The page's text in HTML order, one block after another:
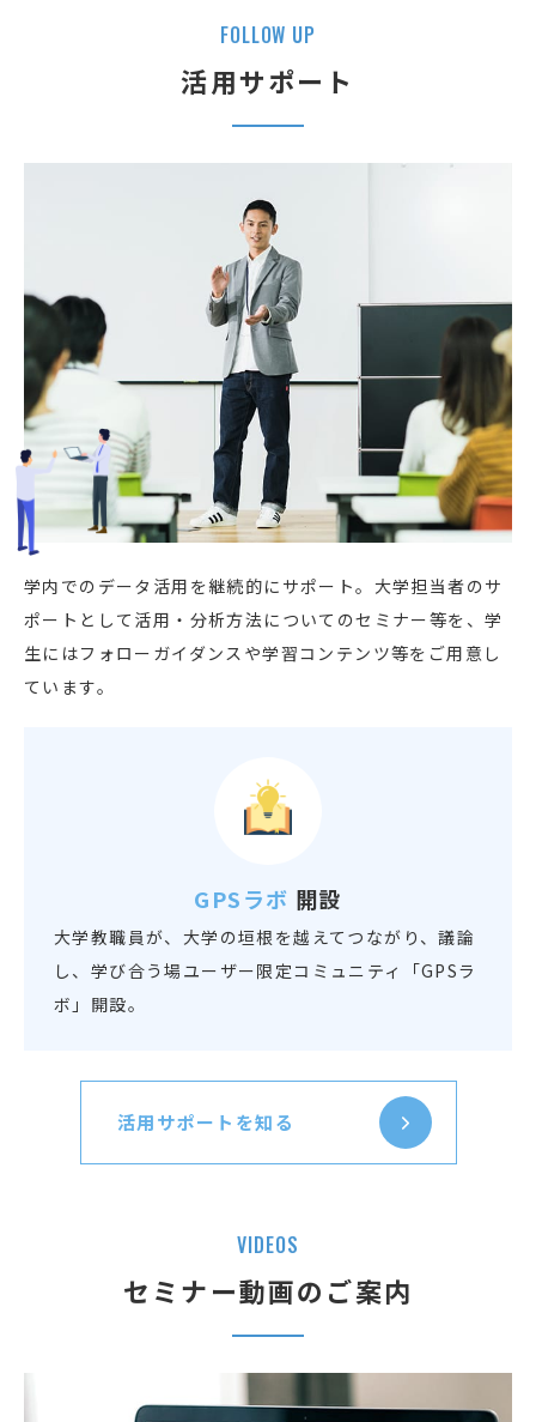
FOLLOW UP
活用サポート
学内でのデータ活用を継続的にサポート。大学担当者のサ
ポートとして活用・分析方法についてのセミナー等を、学
生にはフォローガイダンスや学習コンテンツ等をご用意し
ています。
GPSラボ 開設
大学教職員が、大学の垣根を越えてつながり、議論
し、学び合う場ユーザー限定コミュニティ「GPSラ
ボ」開設。
活用サポートを知る
VIDEOS
セミナー動画のご案内